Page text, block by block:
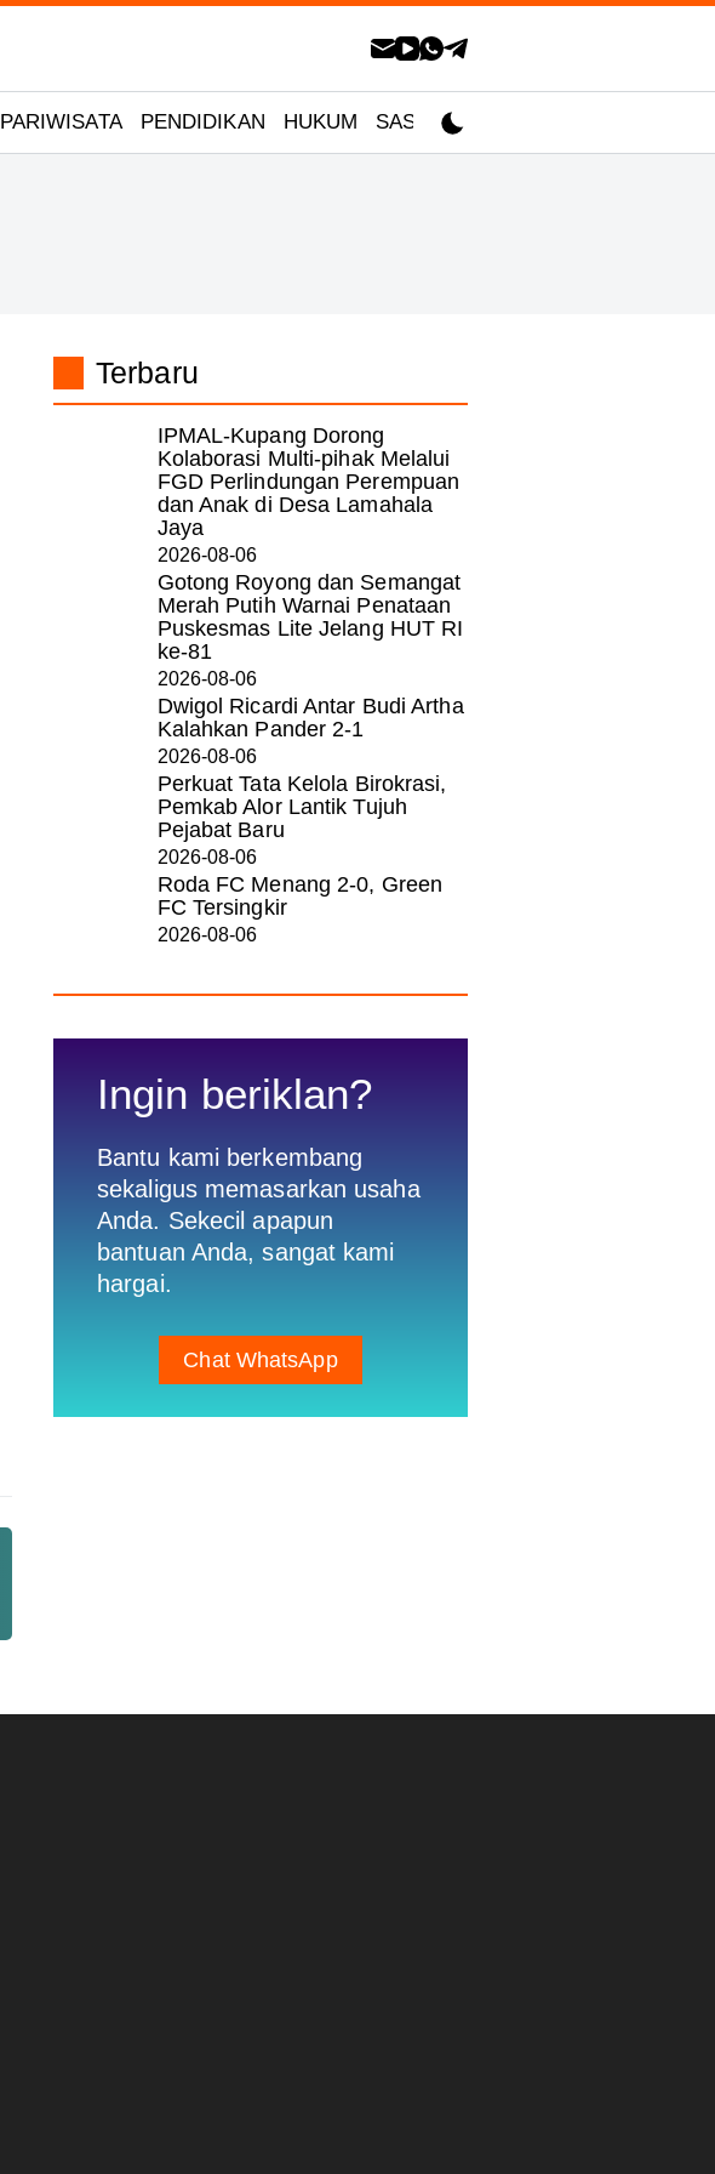
PARIWISATA PENDIDIKAN HUKUM SASTRA
Terbaru
IPMAL-Kupang Dorong
Kolaborasi Multi-pihak Melalui
FGD Perlindungan Perempuan
dan Anak di Desa Lamahala
Jaya
2026-08-06
Gotong Royong dan Semangat
Merah Putih Warnai Penataan
Puskesmas Lite Jelang HUT RI
ke-81
2026-08-06
Dwigol Ricardi Antar Budi Artha
Kalahkan Pander 2-1
2026-08-06
Perkuat Tata Kelola Birokrasi,
Pemkab Alor Lantik Tujuh
Pejabat Baru
2026-08-06
Roda FC Menang 2-0, Green
FC Tersingkir
2026-08-06
Ingin beriklan?
Bantu kami berkembang
sekaligus memasarkan usaha
Anda. Sekecil apapun
bantuan Anda, sangat kami
hargai.
Chat WhatsApp